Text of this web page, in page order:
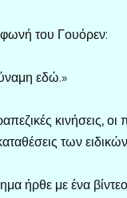
του Γουόρεν:
εδώ.»
κινήσεις, οι
των
ήρθε με ένα